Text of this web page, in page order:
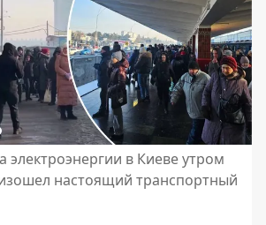
электроэнергии в Киеве утром
настоящий транспортный